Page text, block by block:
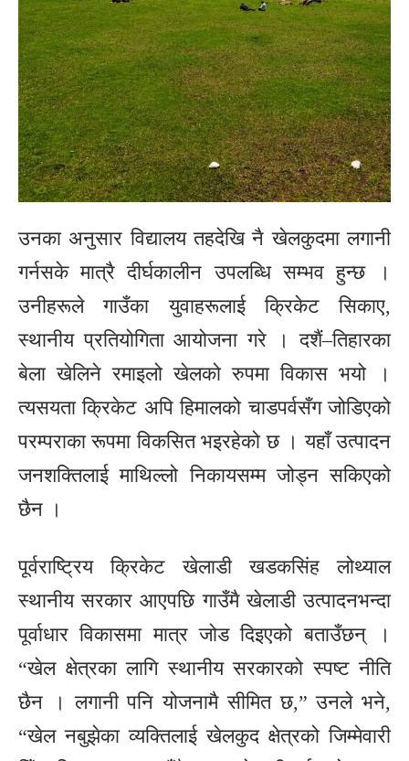
उनका अनुसार विद्यालय तहदेखि नै खेलकुदमा लगानी
गर्नसके मात्रै दीर्घकालीन उपलब्धि सम्भव हुन्छ ।
उनीहरूले गाउँका युवाहरूलाई क्रिकेट सिकाए,
स्थानीय प्रतियोगिता आयोजना गरे । दशैं–तिहारका
बेला खेलिने रमाइलो खेलको रुपमा विकास भयो ।
त्यसयता क्रिकेट अपि हिमालको चाडपर्वसँग जोडिएको
परम्पराका रूपमा विकसित भइरहेको छ । यहाँ उत्पादन
जनशक्तिलाई माथिल्लो निकायसम्म जोड्न सकिएको
छैन ।
पूर्वराष्ट्रिय क्रिकेट खेलाडी खडकसिंह लोथ्याल
स्थानीय सरकार आएपछि गाउँमै खेलाडी उत्पादनभन्दा
पूर्वाधार विकासमा मात्र जोड दिइएको बताउँछन् ।
“खेल क्षेत्रका लागि स्थानीय सरकारको स्पष्ट नीति
छैन । लगानी पनि योजनामै सीमित छ,” उनले भने,
“खेल नबुझेका व्यक्तिलाई खेलकुद क्षेत्रको जिम्मेवारी